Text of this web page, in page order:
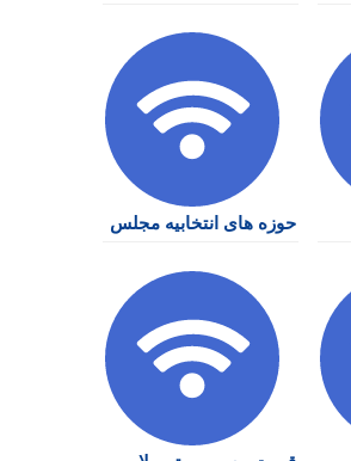
حوزه های انتخابیه مجلس